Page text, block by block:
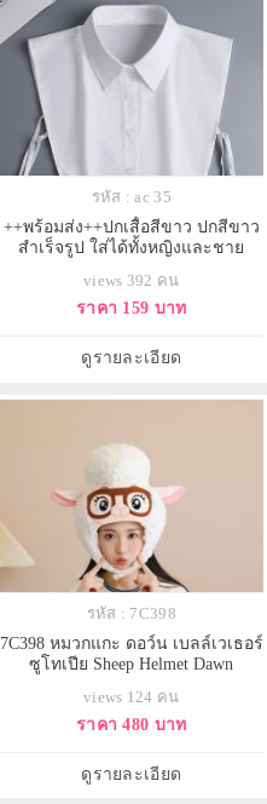
รหัส : ac 35
++พร้อมส่ง++ปกเสื้อสีขาว ปกสีขาว
สำเร็จรูป ใส่ได้ทั้งหญิงและชาย
views 392 คน
ราคา 159 บาท
ดูรายละเอียด
รหัส : 7C398
7C398 หมวกแกะ ดอว์น เบลล์เวเธอร์
ซูโทเปีย Sheep Helmet Dawn
views 124 คน
ราคา 480 บาท
ดูรายละเอียด